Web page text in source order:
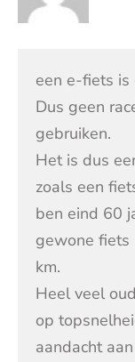
een e-fiets is
Dus geen
gebruiken.
Het is dus
zoals een
ben eind 60
gewone fiets
km.
Heel veel
op
aandacht